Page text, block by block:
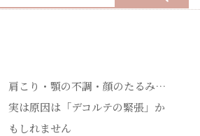
肩こり・顎の不調・顔のたるみ…
実は原因は「デコルテの緊張」か
もしれません